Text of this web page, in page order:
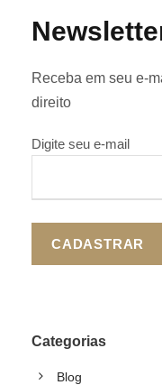
Receba em seu e-
direito
Digite seu e-mail
Categorias
Blog